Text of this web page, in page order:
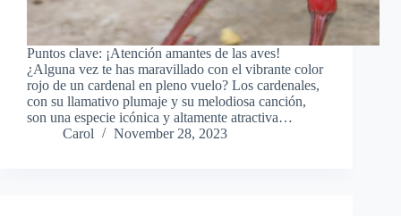
Puntos clave: ¡Atención amantes de las aves!
¿Alguna vez te has maravillado con el vibrante color
rojo de un cardenal en pleno vuelo? Los cardenales,
con su llamativo plumaje y su melodiosa canción,
son una especie icónica y altamente atractiva…
Carol
November 28, 2023